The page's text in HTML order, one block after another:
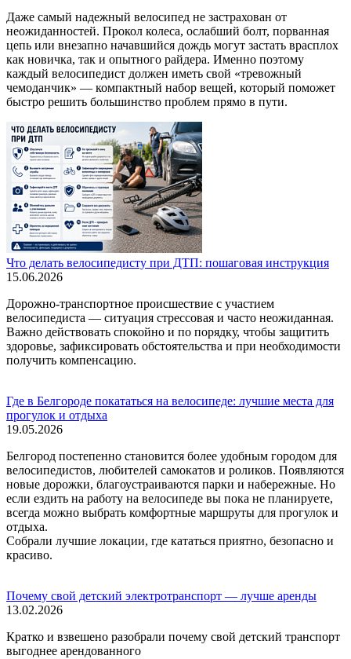
Даже самый надежный велосипед не застрахован от
неожиданностей. Прокол колеса, ослабший болт, порванная
цепь или внезапно начавшийся дождь могут застать врасплох
как новичка, так и опытного райдера. Именно поэтому
каждый велосипедист должен иметь свой «тревожный
чемоданчик» — компактный набор вещей, который поможет
быстро решить большинство проблем прямо в пути.
Что делать велосипедисту при ДТП: пошаговая инструкция
15.06.2026
Дорожно-транспортное происшествие с участием
велосипедиста — ситуация стрессовая и часто неожиданная.
Важно действовать спокойно и по порядку, чтобы защитить
здоровье, зафиксировать обстоятельства и при необходимости
получить компенсацию.
Где в Белгороде покататься на велосипеде: лучшие места для
прогулок и отдыха
19.05.2026
Белгород постепенно становится более удобным городом для
велосипедистов, любителей самокатов и роликов. Появляются
новые дорожки, благоустраиваются парки и набережные. Но
если ездить на работу на велосипеде вы пока не планируете,
всегда можно выбрать комфортные маршруты для прогулок и
отдыха.
Собрали лучшие локации, где кататься приятно, безопасно и
красиво.
Почему свой детский электротранспорт — лучше аренды
13.02.2026
Кратко и взвешено разобрали почему свой детский транспорт
выгоднее арендованного